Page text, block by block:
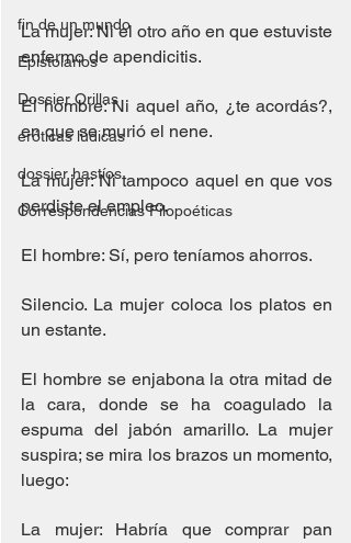
fin de un mundo
Epistolarios
Dossier Orillas
eróticas lúdicas
dossier hastíos
Correspondencias Filopoéticas
La mujer: Ni el otro año en que estuviste
enfermo de apendicitis.
El hombre: Ni aquel año, ¿te acordás?,
en que se murió el nene.
La mujer: Ni tampoco aquel en que vos
perdiste el empleo.
El hombre: Sí, pero teníamos ahorros.
Silencio. La mujer coloca los platos en
un estante.
El hombre se enjabona la otra mitad de
la cara, donde se ha coagulado la
espuma del jabón amarillo. La mujer
suspira; se mira los brazos un momento,
luego:
La mujer: Habría que comprar pan